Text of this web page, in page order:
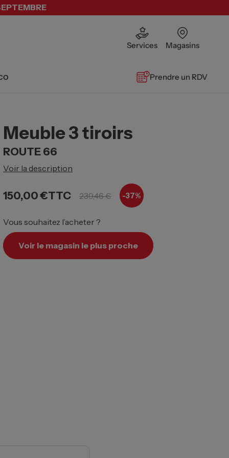
Services Magasins
Prendre un RDV
Meuble 3 tiroirs
ROUTE 66
Voir la description
150,00 €TTC 239,46 € -37%
Vous souhaitez l’acheter ?
Voir le magasin le plus proche